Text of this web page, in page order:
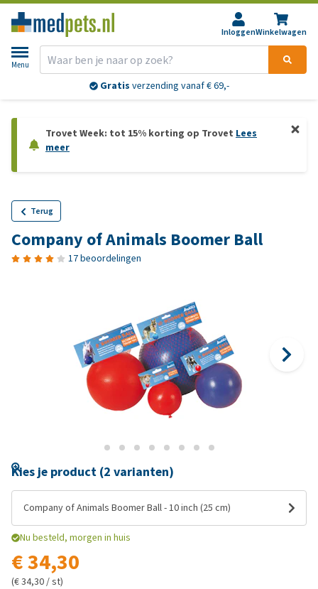
InloggenWinkelwagen
Menu
Gratis verzending vanaf € 69,-
Trovet Week: tot 15% korting op Trovet Lees
meer
Terug
Company of Animals Boomer Ball
17 beoordelingen
Kies je product (2 varianten)
Company of Animals Boomer Ball - 10 inch (25 cm)
Nu besteld, morgen in huis
€ 34,30
(€ 34,30 / st)